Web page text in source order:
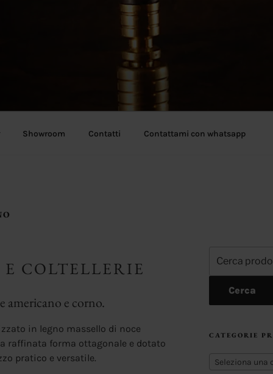
Showroom Contatti Contattami con whatsapp
COLTELLERIE
americano e corno.
in legno massello di noce
raffinata forma ottagonale e dotato
pratico e versatile.
Cerca
CATEGORIE
Seleziona una